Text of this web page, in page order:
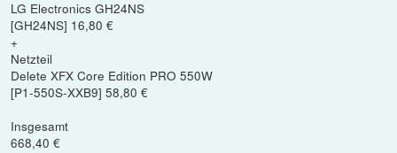
LG Electronics GH24NS
[GH24NS] 16,80 €
+
Netzteil
Delete XFX Core Edition PRO 550W
[P1-550S-XXB9] 58,80 €
Insgesamt
668,40 €